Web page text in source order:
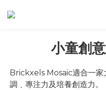
小童創
Brickxels Mosaic適合一家
調﹑專注力及培養創造力。